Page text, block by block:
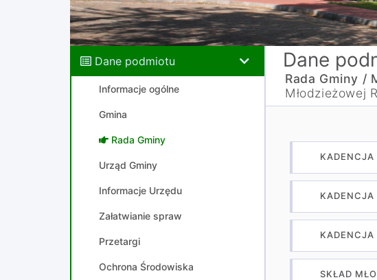
Dane podmiotu
Informacje ogólne
Gmina
Rada Gminy
Urząd Gminy
Informacje Urzędu
Załatwianie spraw
Przetargi
Ochrona Środowiska
Dane
Rada Gminy /
Młodzieżowej
KADENCJA
KADENCJA
KADENCJA
SKŁAD